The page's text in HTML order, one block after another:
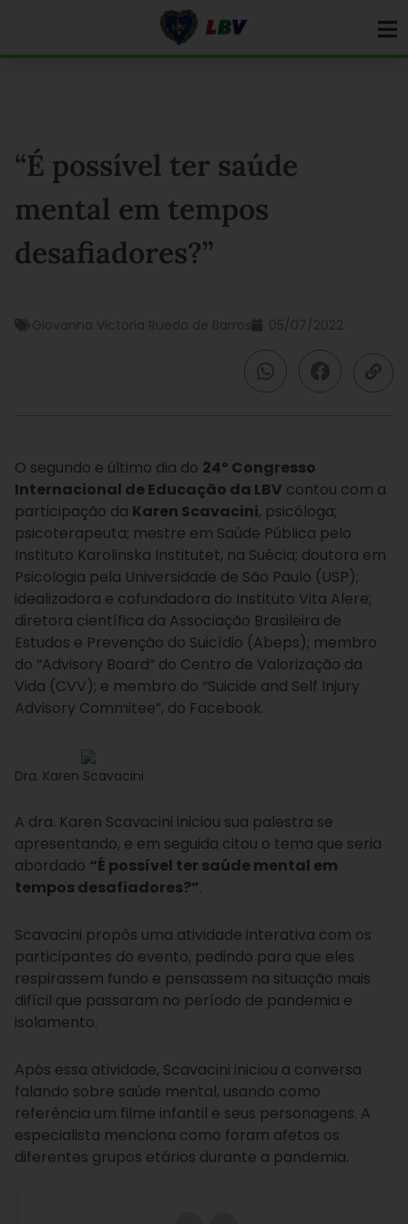
“É possível ter saúde
mental em tempos
desafiadores?”
Giovanna Victoria Rueda de Barros 05/07/2022
O segundo e último dia do 24º Congresso
Internacional de Educação da LBV contou com a
participação da Karen Scavacini, psicóloga;
psicoterapeuta; mestre em Saúde Pública pelo
Instituto Karolinska Institutet, na Suécia; doutora em
Psicologia pela Universidade de São Paulo (USP);
idealizadora e cofundadora do Instituto Vita Alere;
diretora científica da Associação Brasileira de
Estudos e Prevenção do Suicídio (Abeps); membro
do “Advisory Board” do Centro de Valorização da
Vida (CVV); e membro do “Suicide and Self Injury
Advisory Commitee”, do Facebook.
Dra. Karen Scavacini
A dra. Karen Scavacini iniciou sua palestra se
apresentando, e em seguida citou o tema que seria
abordado “É possível ter saúde mental em
tempos desafiadores?”.
Scavacini propôs uma atividade interativa com os
participantes do evento, pedindo para que eles
respirassem fundo e pensassem na situação mais
difícil que passaram no período de pandemia e
isolamento.
Após essa atividade, Scavacini iniciou a conversa
falando sobre saúde mental, usando como
referência um filme infantil e seus personagens. A
especialista menciona como foram afetos os
diferentes grupos etários durante a pandemia.